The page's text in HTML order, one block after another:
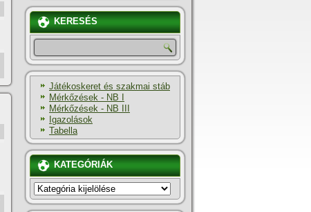
KERESÉS
Játékoskeret és szakmai stáb
Mérkőzések - NB I
Mérkőzések - NB III
Igazolások
Tabella
KATEGÓRIÁK
KATEGÓRIÁK